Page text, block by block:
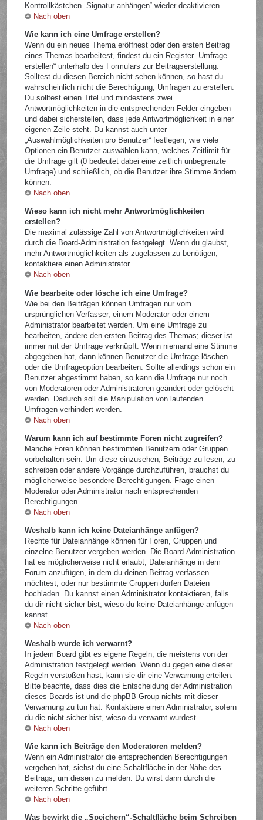
Kontrollkästchen „Signatur anhängen“ wieder deaktivieren.
Nach oben
Wie kann ich eine Umfrage erstellen?
Wenn du ein neues Thema eröffnest oder den ersten Beitrag
eines Themas bearbeitest, findest du ein Register „Umfrage
erstellen“ unterhalb des Formulars zur Beitragserstellung.
Solltest du diesen Bereich nicht sehen können, so hast du
wahrscheinlich nicht die Berechtigung, Umfragen zu erstellen.
Du solltest einen Titel und mindestens zwei
Antwortmöglichkeiten in die entsprechenden Felder eingeben
und dabei sicherstellen, dass jede Antwortmöglichkeit in einer
eigenen Zeile steht. Du kannst auch unter
„Auswahlmöglichkeiten pro Benutzer“ festlegen, wie viele
Optionen ein Benutzer auswählen kann, welches Zeitlimit für
die Umfrage gilt (0 bedeutet dabei eine zeitlich unbegrenzte
Umfrage) und schließlich, ob die Benutzer ihre Stimme ändern
können.
Nach oben
Wieso kann ich nicht mehr Antwortmöglichkeiten
erstellen?
Die maximal zulässige Zahl von Antwortmöglichkeiten wird
durch die Board-Administration festgelegt. Wenn du glaubst,
mehr Antwortmöglichkeiten als zugelassen zu benötigen,
kontaktiere einen Administrator.
Nach oben
Wie bearbeite oder lösche ich eine Umfrage?
Wie bei den Beiträgen können Umfragen nur vom
ursprünglichen Verfasser, einem Moderator oder einem
Administrator bearbeitet werden. Um eine Umfrage zu
bearbeiten, ändere den ersten Beitrag des Themas; dieser ist
immer mit der Umfrage verknüpft. Wenn niemand eine Stimme
abgegeben hat, dann können Benutzer die Umfrage löschen
oder die Umfrageoption bearbeiten. Sollte allerdings schon ein
Benutzer abgestimmt haben, so kann die Umfrage nur noch
von Moderatoren oder Administratoren geändert oder gelöscht
werden. Dadurch soll die Manipulation von laufenden
Umfragen verhindert werden.
Nach oben
Warum kann ich auf bestimmte Foren nicht zugreifen?
Manche Foren können bestimmten Benutzern oder Gruppen
vorbehalten sein. Um diese einzusehen, Beiträge zu lesen, zu
schreiben oder andere Vorgänge durchzuführen, brauchst du
möglicherweise besondere Berechtigungen. Frage einen
Moderator oder Administrator nach entsprechenden
Berechtigungen.
Nach oben
Weshalb kann ich keine Dateianhänge anfügen?
Rechte für Dateianhänge können für Foren, Gruppen und
einzelne Benutzer vergeben werden. Die Board-Administration
hat es möglicherweise nicht erlaubt, Dateianhänge in dem
Forum anzufügen, in dem du deinen Beitrag verfassen
möchtest, oder nur bestimmte Gruppen dürfen Dateien
hochladen. Du kannst einen Administrator kontaktieren, falls
du dir nicht sicher bist, wieso du keine Dateianhänge anfügen
kannst.
Nach oben
Weshalb wurde ich verwarnt?
In jedem Board gibt es eigene Regeln, die meistens von der
Administration festgelegt werden. Wenn du gegen eine dieser
Regeln verstoßen hast, kann sie dir eine Verwarnung erteilen.
Bitte beachte, dass dies die Entscheidung der Administration
dieses Boards ist und die phpBB Group nichts mit dieser
Verwarnung zu tun hat. Kontaktiere einen Administrator, sofern
du die nicht sicher bist, wieso du verwarnt wurdest.
Nach oben
Wie kann ich Beiträge den Moderatoren melden?
Wenn ein Administrator die entsprechenden Berechtigungen
vergeben hat, siehst du eine Schaltfläche in der Nähe des
Beitrags, um diesen zu melden. Du wirst dann durch die
weiteren Schritte geführt.
Nach oben
Was bewirkt die „Speichern“-Schaltfläche beim Schreiben